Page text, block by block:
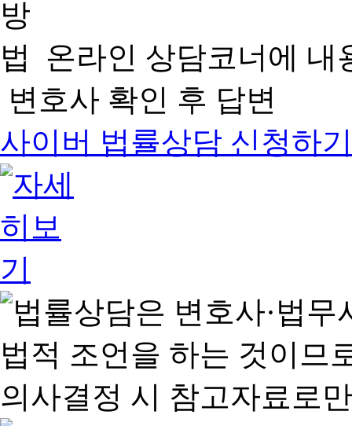
온라인 상담코너에 내
변호사 확인 후 답변
사이버 법률상담 신청하기